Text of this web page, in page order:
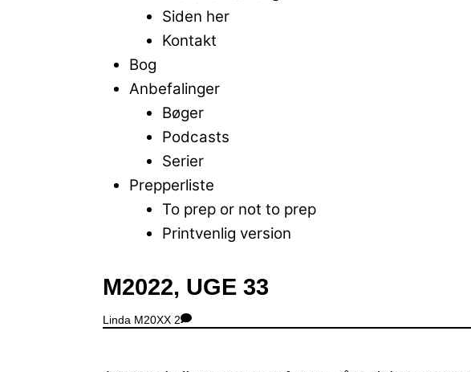
Siden her
Kontakt
Bog
Anbefalinger
Bøger
Podcasts
Serier
Prepperliste
To prep or not to prep
Printvenlig version
Close
M2022, UGE 33
Linda M20XX 2